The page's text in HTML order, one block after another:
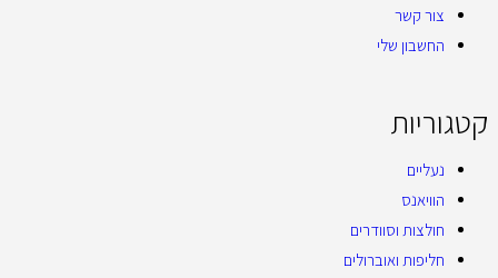
צור קשר
החשבון שלי
קטגוריות
נעליים
הוויאנס
חולצות וסוודרים
חליפות ואוברולים